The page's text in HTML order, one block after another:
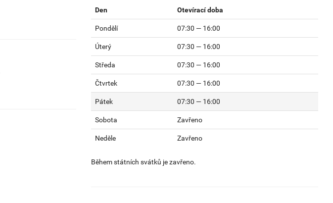
Den Otevírací doba
Pondělí 07:30 — 16:00
Úterý 07:30 — 16:00
Středa 07:30 — 16:00
Čtvrtek 07:30 — 16:00
Pátek 07:30 — 16:00
Sobota Zavřeno
Neděle Zavřeno
Během státních svátků je zavřeno.